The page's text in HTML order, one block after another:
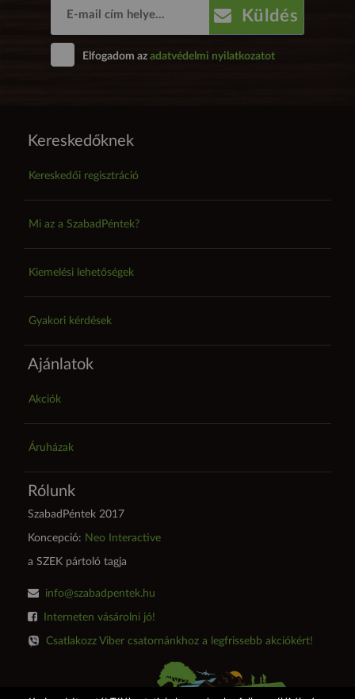
Küldés
Elfogadom az adatvédelmi nyilatkozatot
Kereskedőknek
Kereskedői regisztráció
Mi az a SzabadPéntek?
Kiemelési lehetőségek
Gyakori kérdések
Ajánlatok
Akciók
Áruházak
Rólunk
SzabadPéntek 2017
Koncepció: Neo Interactive
a SZEK pártoló tagja
info@szabadpentek.hu
Interneten vásárolni jó!
Csatlakozz Viber csatornánkhoz a legfrissebb akciókért!